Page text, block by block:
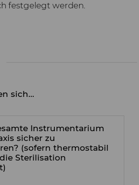
festgelegt werden.
sich…
Instrumentarium
sicher zu
(sofern thermostabil
Sterilisation